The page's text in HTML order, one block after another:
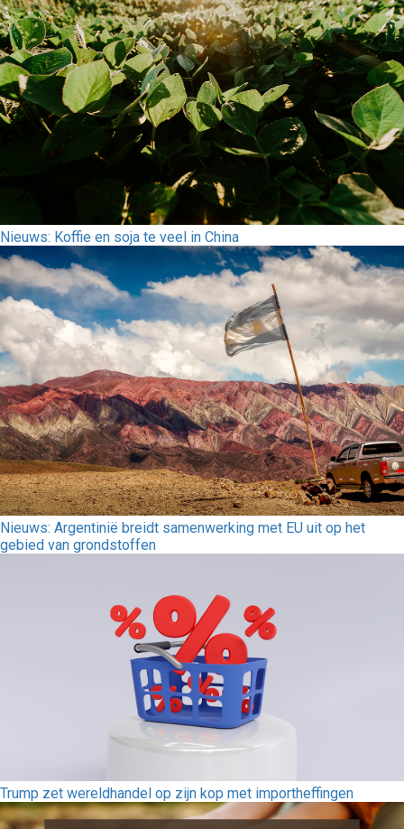
Nieuws: Koffie en soja te veel in China
Nieuws: Argentinië breidt samenwerking met EU uit op het
gebied van grondstoffen
Trump zet wereldhandel op zijn kop met importheffingen